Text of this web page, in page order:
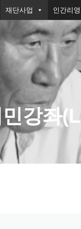
재단사업 인간리
강좌